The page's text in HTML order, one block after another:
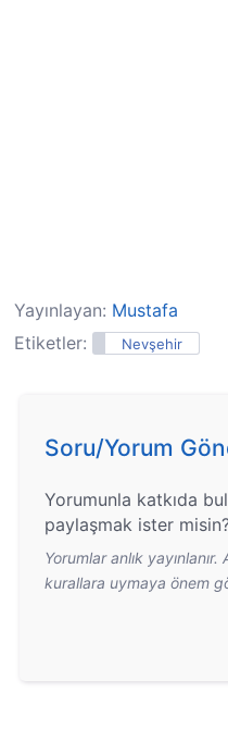
Yayınlayan: Mustafa
Etiketler:
Nevşehir
Soru/Yorum
Yorumunla katkıda
paylaşmak ister
Yorumlar anlık
kurallara uymaya önem